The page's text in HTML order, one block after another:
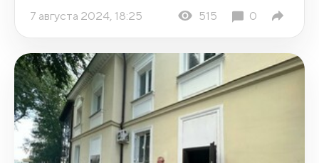
7 августа 2024, 18:25 515 0